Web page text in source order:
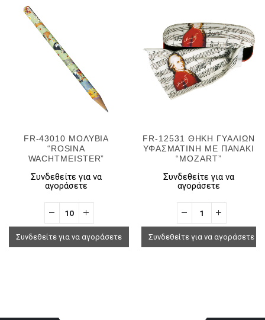
FR-43010 ΜΟΛΥΒΙΑ
“ROSINA
WACHTMEISTER”
Συνδεθείτε για να
αγοράσετε
Συνδεθείτε για να αγοράσετε
FR-12531 ΘΗΚΗ ΓΥΑΛΙΩΝ
ΥΦΑΣΜΑΤΙΝΗ ΜΕ ΠΑΝΑΚΙ
“MOZART”
Συνδεθείτε για να
αγοράσετε
Συνδεθείτε για να αγοράσετε